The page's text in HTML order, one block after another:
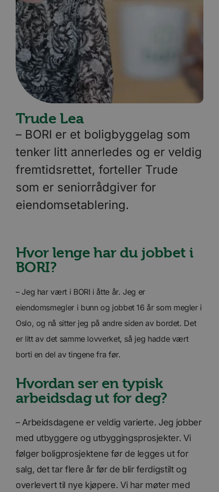
Trude Lea
– BORI er et boligbyggelag som
tenker litt annerledes og er veldig
fremtidsrettet, forteller Trude
som er seniorrådgiver for
eiendomsetablering.
Hvor lenge har du jobbet i
BORI?
– Jeg har vært i BORI i åtte år. Jeg er
eiendomsmegler i bunn og jobbet 16 år som megler i
Oslo, og nå sitter jeg på andre siden av bordet. Det
er litt av det samme lovverket, så jeg hadde vært
borti en del av tingene fra før.
Hvordan ser en typisk
arbeidsdag ut for deg?
– Arbeidsdagene er veldig varierte. Jeg jobber
med utbyggere og utbyggingsprosjekter. Vi
følger boligprosjektene før de legges ut for
salg, det tar flere år før de blir ferdigstilt og
overlevert til nye kjøpere. Vi har møter med